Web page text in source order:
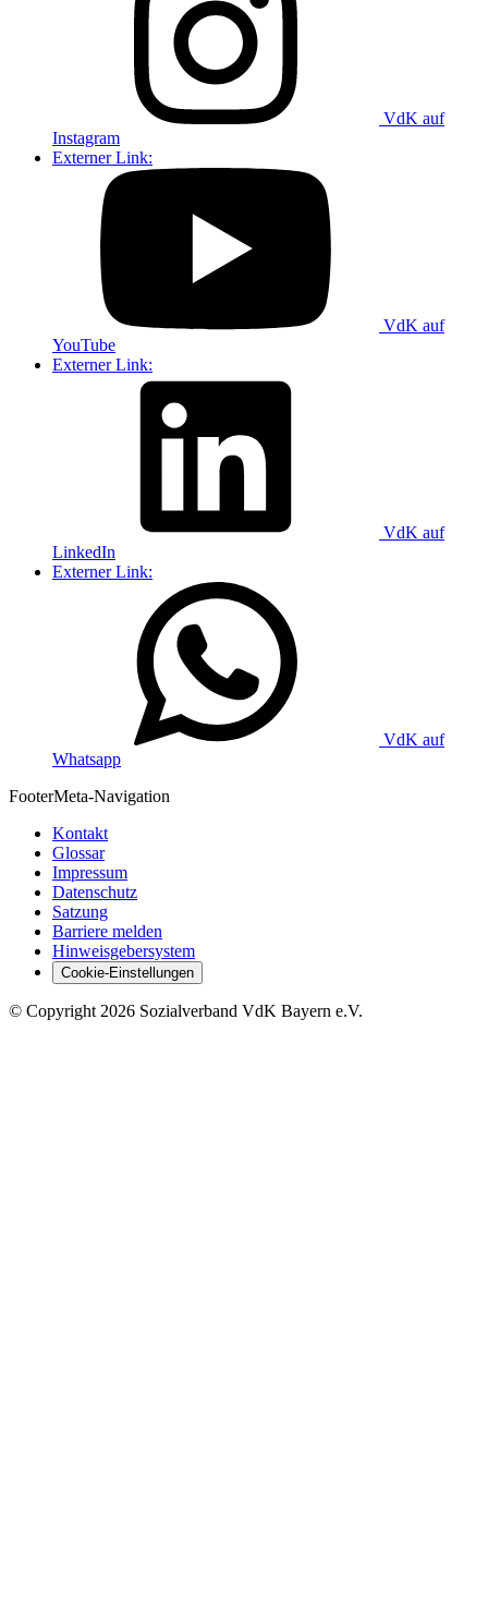
VdK auf
Instagram
Externer Link:
VdK auf
YouTube
Externer Link:
VdK auf
LinkedIn
Externer Link:
VdK auf
Whatsapp
FooterMeta-Navigation
Kontakt
Glossar
Impressum
Datenschutz
Satzung
Barriere melden
Hinweisgebersystem
Cookie-Einstellungen
© Copyright 2026 Sozialverband VdK Bayern e.V.